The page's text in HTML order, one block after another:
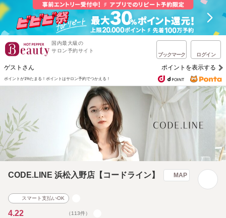
国内最大級の
サロン予約サイト
ブックマーク ログイン
ゲストさん ポイントを表示する
ポイントが1%たまる！ ポイントはサロン予約でつかえる！
CODE.LINE 浜松入野店【コードライン】 MAP
スマート支払いOK
4.22 （113件）